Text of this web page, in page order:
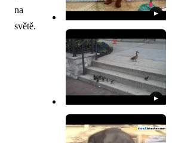
na
světě.
▶
▶